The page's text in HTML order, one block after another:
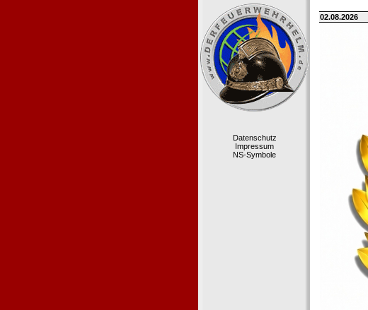
Datenschutz
Impressum
NS-Symbole
02.08.2026